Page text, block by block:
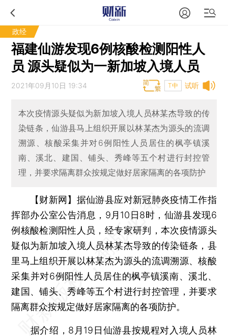
政经
福建仙游发现6例核酸检测阳性人
员 源头疑似为一新加坡入境人员
试听
2021年09月10日 19:34 T中
本次疫情源头疑似为新加坡入境人员林某杰导致的传
染链条，仙游县马上组织开展以林某杰为源头的流调
溯源、核酸采集并对6例阳性人员居住的枫亭镇溪
南、溪北、建国、铺头、秀峰等五个村进行封控管
理，并要求隔离群众按规定做好居家隔离的各项防护
【财新网】 据仙游县应对新冠肺炎疫情工作指
挥部办公室公告消息，9月10日8时，仙游县发现6
例核酸检测阳性人员，经专家研判，本次疫情源头
疑似为新加坡入境人员林某杰导致的传染链条，县
里马上组织开展以林某杰为源头的流调溯源、核酸
采集并对6例阳性人员居住的枫亭镇溪南、溪北、
建国、铺头、秀峰等五个村进行封控管理，并要求
隔离群众按规定做好居家隔离的各项防护。
据介绍，8月19日仙游县按规程对入境人员林